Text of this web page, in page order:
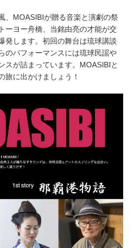
、MOASIBIが贈る音楽と演劇の祭
ーヨー舟橋、当銘由亮の才能が交
発します。初回の舞台は琉球講談
のパフォーマンスには琉球民謡や
スが詰まっています。MOASIBIと
旅に出かけましょう！